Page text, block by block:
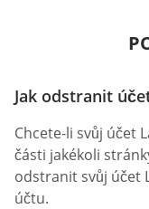
Jak odstranit
Chcete-li svůj účet
části jakékoli
odstranit svůj účet
účtu.